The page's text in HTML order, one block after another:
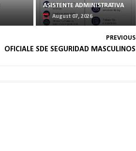
ASISTENTE ADMINISTRATIVA
August 07, 2026
PREVIOUS
OFICIALE SDE SEGURIDAD MASCULINOS